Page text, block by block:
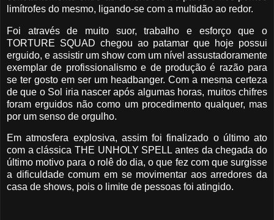
limítrofes do mesmo, ligando-se com a multidão ao redor.
Foi através de muito suor, trabalho e esforço que o
TORTURE SQUAD chegou ao patamar que hoje possui
erguido, e assistir um show com um nível assustadoramente
exemplar de profissionalismo e de produção é razão para
se ter gosto em ser um headbanger. Com a mesma certeza
de que o Sol iria nascer após algumas horas, muitos chifres
foram erguidos não como um procedimento qualquer, mas
por um senso de orgulho.
Em atmosfera explosiva, assim foi finalizado o último ato
com a clássica THE UNHOLY SPELL antes da chegada do
último motivo para o rolê do dia, o que fez com que surgisse
a dificuldade comum em se movimentar aos arredores da
casa de shows, pois o limite de pessoas foi atingido.